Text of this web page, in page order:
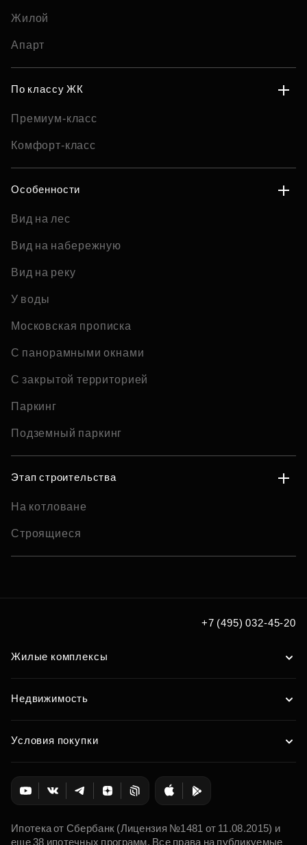
Жилой
Апарт
По классу ЖК
Премиум-класс
Комфорт-класс
Особенности
Вид на лес
Вид на набережную
Вид на реку
У воды
Московская прописка
С панорамными окнами
С закрытой территорией
Паркинг
Подземный паркинг
Этап строительства
На котловане
Строящиеся
+7 (495) 032-45-20
Жилые комплексы
Недвижимость
Условия покупки
Ипотека от Сбербанк (Лицензия №1481 от 11.08.2015) и
еще 38 ипотечных программ. Все права на публикуемые